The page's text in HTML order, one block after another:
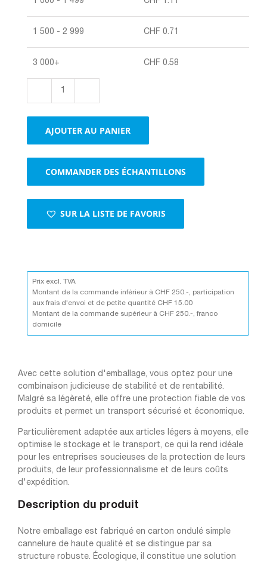
1 500 - 2 999 CHF 0.71
3 000+ CHF 0.58
d'expédition
avec
fermeture
autocollante
AJOUTER AU PANIER
COMMANDER DES ÉCHANTILLONS
SUR LA LISTE DE FAVORIS
Prix excl. TVA
Montant de la commande inférieur à CHF 250.-, participation
aux frais d'envoi et de petite quantité CHF 15.00
Montant de la commande supérieur à CHF 250.-, franco
domicile
Avec cette solution d'emballage, vous optez pour une
combinaison judicieuse de stabilité et de rentabilité.
Malgré sa légèreté, elle offre une protection fiable de vos
produits et permet un transport sécurisé et économique.
Particulièrement adaptée aux articles légers à moyens, elle
optimise le stockage et le transport, ce qui la rend idéale
pour les entreprises soucieuses de la protection de leurs
produits, de leur professionnalisme et de leurs coûts
d'expédition.
Description du produit
Notre emballage est fabriqué en carton ondulé simple
cannelure de haute qualité et se distingue par sa
structure robuste. Écologique, il constitue une solution